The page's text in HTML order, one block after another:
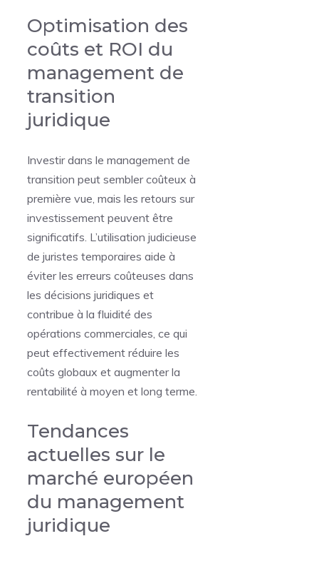
Optimisation des
coûts et ROI du
management de
transition
juridique
Investir dans le management de
transition peut sembler coûteux à
première vue, mais les retours sur
investissement peuvent être
significatifs. L’utilisation judicieuse
de juristes temporaires aide à
éviter les erreurs coûteuses dans
les décisions juridiques et
contribue à la fluidité des
opérations commerciales, ce qui
peut effectivement réduire les
coûts globaux et augmenter la
rentabilité à moyen et long terme.
Tendances
actuelles sur le
marché européen
du management
juridique